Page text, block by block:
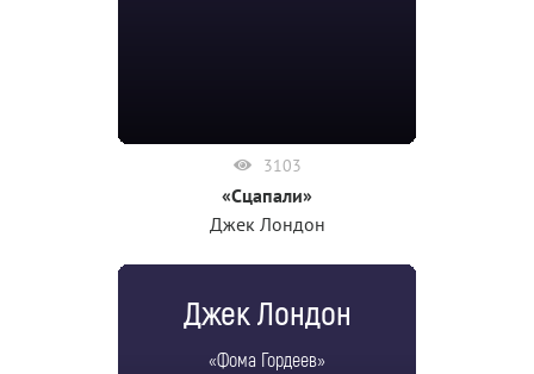
3103
«Сцапали»
Джек Лондон
Джек Лондон
«Фома Гордеев»